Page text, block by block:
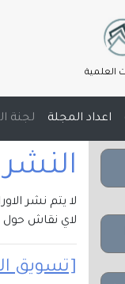
العلمية
اعداد المجلة لجنة
النشر
لا يتم نشر
لاي نقاش حول
[تسويق